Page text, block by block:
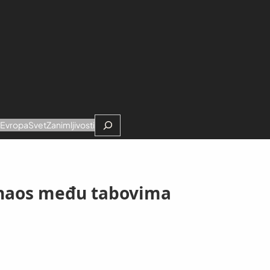
EvropaSvetZanimljivostiSearch
među tabovima